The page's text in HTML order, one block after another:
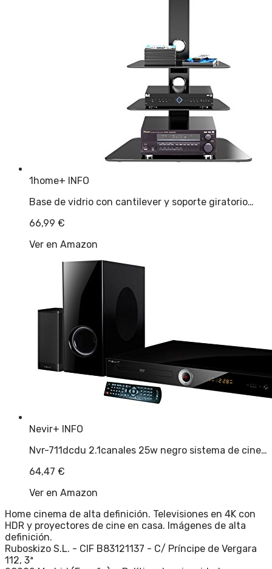
1home+ INFO
Base de vidrio con cantilever y soporte giratorio…
66,99 €
Ver en Amazon
Nevir+ INFO
Nvr-711dcdu 2.1canales 25w negro sistema de cine…
64,47 €
Ver en Amazon
Home cinema de alta definición. Televisiones en 4K con
HDR y proyectores de cine en casa. Imágenes de alta
definición.
Ruboskizo S.L. - CIF B83121137 - C/ Príncipe de Vergara
112, 3ª